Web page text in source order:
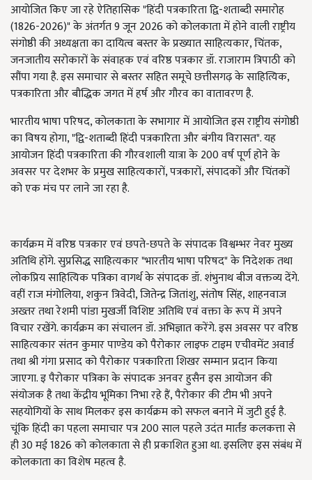
आयोजित किए जा रहे ऐतिहासिक "हिंदी पत्रकारिता द्वि-शताब्दी समारोह
(1826-2026)" के अंतर्गत 9 जून 2026 को कोलकाता में होने वाली राष्ट्रीय
संगोष्ठी की अध्यक्षता का दायित्व बस्तर के प्रख्यात साहित्यकार, चिंतक,
जनजातीय सरोकारों के संवाहक एवं वरिष्ठ पत्रकार डॉ. राजाराम त्रिपाठी को
सौंपा गया है. इस समाचार से बस्तर सहित समूचे छत्तीसगढ़ के साहित्यिक,
पत्रकारिता और बौद्धिक जगत में हर्ष और गौरव का वातावरण है.
भारतीय भाषा परिषद, कोलकाता के सभागार में आयोजित इस राष्ट्रीय संगोष्ठी
का विषय होगा, "द्वि-शताब्दी हिंदी पत्रकारिता और बंगीय विरासत". यह
आयोजन हिंदी पत्रकारिता की गौरवशाली यात्रा के 200 वर्ष पूर्ण होने के
अवसर पर देशभर के प्रमुख साहित्यकारों, पत्रकारों, संपादकों और चिंतकों
को एक मंच पर लाने जा रहा है.
कार्यक्रम में वरिष्ठ पत्रकार एवं छपते-छपते के संपादक विश्वम्भर नेवर मुख्य
अतिथि होंगे. सुप्रसिद्ध साहित्यकार "भारतीय भाषा परिषद" के निदेशक तथा
लोकप्रिय साहित्यिक पत्रिका वागर्थ के संपादक डॉ. शंभुनाथ बीज वक्तव्य देंगे.
वहीं राज मंगोलिया, शकुन त्रिवेदी, जितेन्द्र जितांशु, संतोष सिंह, शाहनवाज
अख्तर तथा रेशमी पांडा मुखर्जी विशिष्ट अतिथि एवं वक्ता के रूप में अपने
विचार रखेंगे. कार्यक्रम का संचालन डॉ. अभिज्ञात करेंगे. इस अवसर पर वरिष्ठ
साहित्यकार संतन कुमार पाण्डेय को पैरोकार लाइफ टाइम एचीवमेंट अवार्ड
तथा श्री गंगा प्रसाद को पैरोकार पत्रकारिता शिखर सम्मान प्रदान किया
जाएगा. इ पैरोकार पत्रिका के संपादक अनवर हुसैन इस आयोजन की
संयोजक है तथा केंद्रीय भूमिका निभा रहे हैं, पैरोकार की टीम भी अपने
सहयोगियों के साथ मिलकर इस कार्यक्रम को सफल बनाने में जुटी हुई है.
चूंकि हिंदी का पहला समाचार पत्र 200 साल पहले उदंत मार्तंड कलकत्ता से
ही 30 मई 1826 को कोलकाता से ही प्रकाशित हुआ था. इसलिए इस संबंध में
कोलकाता का विशेष महत्व है.